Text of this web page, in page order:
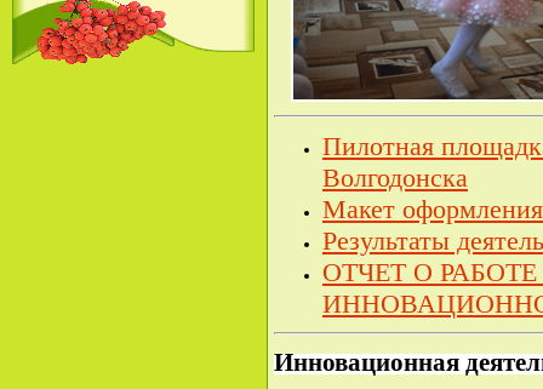
Пилотная
Волгодонска
Макет оформления
Результаты
ОТЧЕТ О
Инновационная